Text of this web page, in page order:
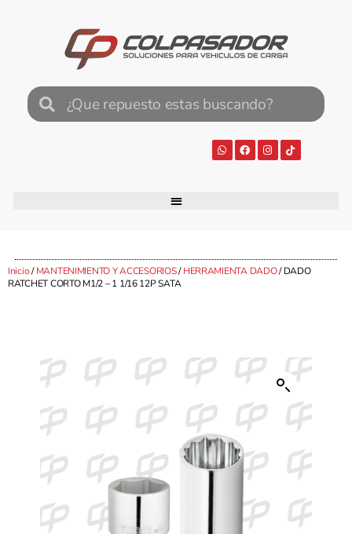
Inicio/MANTENIMIENTO Y ACCESORIOS/HERRAMIENTA DADO/ DADO
RATCHET CORTO M1/2 – 1 1/16 12P SATA